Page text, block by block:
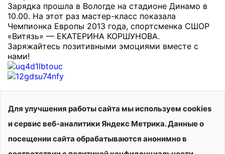
Зарядка прошла в Вологде на стадионе Динамо в
10.00. На этот раз мастер-класс показала
Чемпионка Европы 2013 года, спортсменка СШОР
«Витязь» — ЕКАТЕРИНА КОРШУНОВА.
Заряжайтесь позитивными эмоциями вместе с
нами!
Для улучшения работы сайта мы используем cookies
и сервис веб-аналитики Яндекс Метрика. Данные о
посещении сайта обрабатываются анонимно в